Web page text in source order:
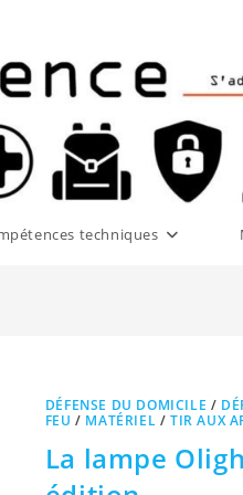
techniques
DÉFENSE DU DOMICILE /
FEU / MATÉRIEL /TIR AUX
La lampe